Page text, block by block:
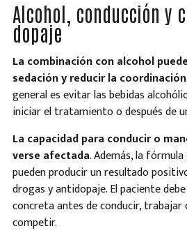
Alcohol, conducción y
dopaje
La combinación con alcohol
sedación y reducir la coordinación
general es evitar las bebidas
iniciar el tratamiento o después de
La capacidad para conducir o
verse afectada. Además, la
pueden producir un resultado
drogas y antidopaje. El paciente
concreta antes de conducir, trabajar
competir.